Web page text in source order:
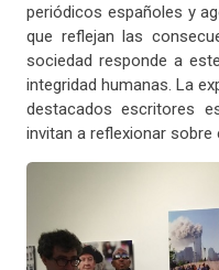
periódicos españoles y
que reflejan las
sociedad responde a
integridad humanas. La
destacados escritores
invitan a reflexionar sobre